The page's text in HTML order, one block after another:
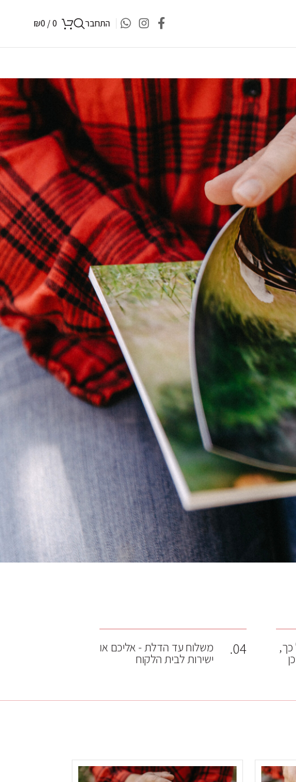
התחבר 0
/
₪0
כך, 04. משלוח עד הדלת - אליכם או
ישירות לבית הלקוח